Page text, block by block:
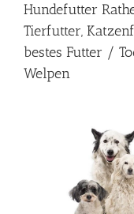
Hundefutter
Tierfutter,
bestes Futter /
Welpen